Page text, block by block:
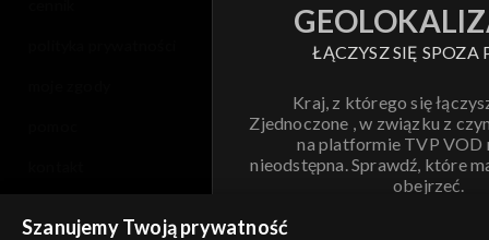
ŁĄCZYSZ SIĘ SPOZA
Kraj, z którego się
Zjednoczone , w związku z
na platformie TVP VOD
nieodstępna. Sprawdź, które
obejrzeć.
Szanujemy Twoją prywatność